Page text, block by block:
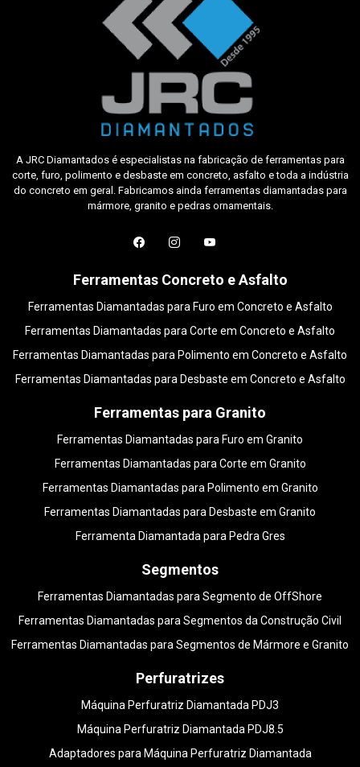
A JRC Diamantados é especialistas na fabricação de ferramentas para
corte, furo, polimento e desbaste em concreto, asfalto e toda a indústria
do concreto em geral. Fabricamos ainda ferramentas diamantadas para
mármore, granito e pedras ornamentais.
Ferramentas Concreto e Asfalto
Ferramentas Diamantadas para Furo em Concreto e Asfalto
Ferramentas Diamantadas para Corte em Concreto e Asfalto
Ferramentas Diamantadas para Polimento em Concreto e Asfalto
Ferramentas Diamantadas para Desbaste em Concreto e Asfalto
Ferramentas para Granito
Ferramentas Diamantadas para Furo em Granito
Ferramentas Diamantadas para Corte em Granito
Ferramentas Diamantadas para Polimento em Granito
Ferramentas Diamantadas para Desbaste em Granito
Ferramenta Diamantada para Pedra Gres
Segmentos
Ferramentas Diamantadas para Segmento de OffShore
Ferramentas Diamantadas para Segmentos da Construção Civil
Ferramentas Diamantadas para Segmentos de Mármore e Granito
Perfuratrizes
Máquina Perfuratriz Diamantada PDJ3
Máquina Perfuratriz Diamantada PDJ8.5
Adaptadores para Máquina Perfuratriz Diamantada